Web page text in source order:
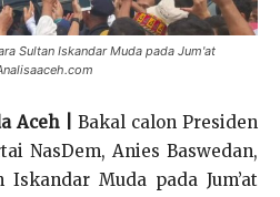
Sultan Iskandar Muda pada Jum'at
Aceh |
Bakal calon Presiden
NasDem, Anies Baswedan,
Muda pada Jum’at